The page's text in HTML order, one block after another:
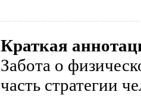
Краткая
Забота о
часть стратегии